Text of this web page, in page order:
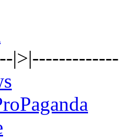
|>|-------------